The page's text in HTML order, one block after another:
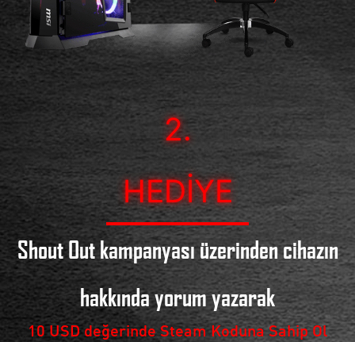
2.
HEDIYE
Shout Out kampanyası üzerinden cihazın
hakkında yorum yazarak
10 USD değerinde Steam Koduna Sahip Ol